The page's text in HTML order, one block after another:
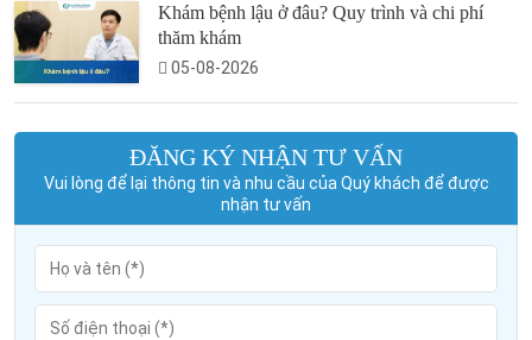
Khám bệnh lậu ở đâu? Quy trình và chi phí
thăm khám
05-08-2026
ĐĂNG KÝ NHẬN TƯ VẤN
Vui lòng để lại thông tin và nhu cầu của Quý khách để được
nhận tư vấn